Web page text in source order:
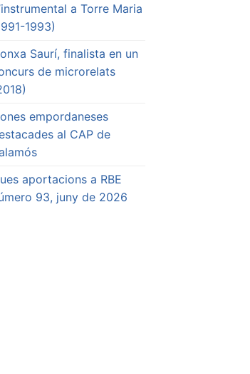
a Torre Maria
1993)
Saurí, finalista en un
de microrelats
empordaneses
al CAP de
aportacions a RBE
93, juny de 2026